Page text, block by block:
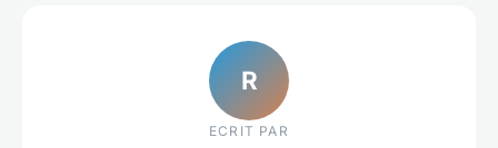
R
ECRIT PAR